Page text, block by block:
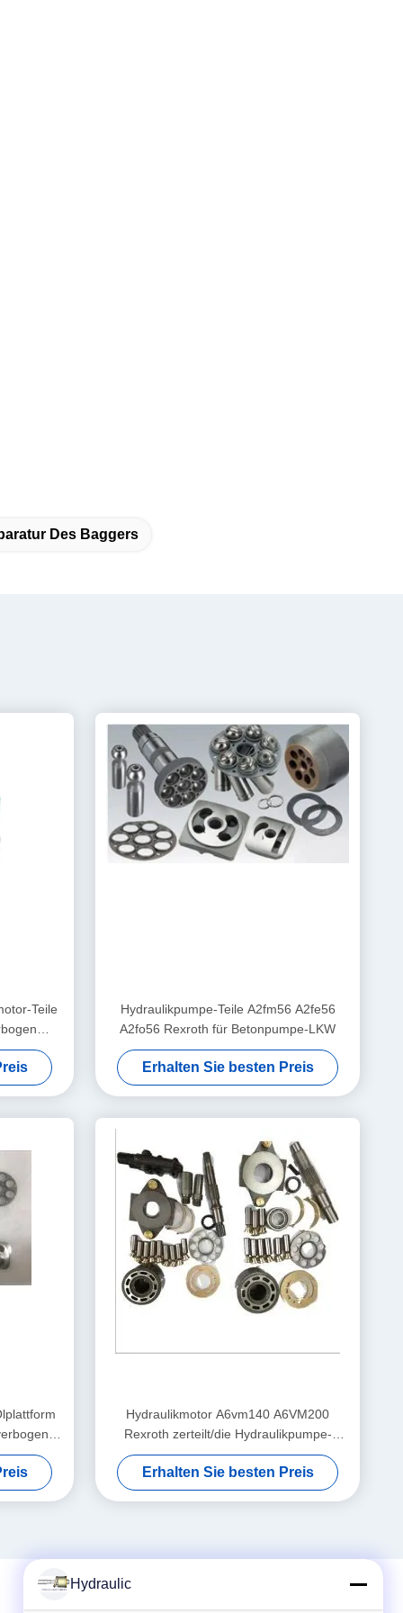
Des Baggers
Teile
Hydraulikpumpe-Teile A2fm56 A2fe56
A2fo56 Rexroth für Betonpumpe-LKW
Erhalten Sie besten Preis
Hydraulikmotor A6vm140 A6VM200
Rexroth zerteilt/die Hydraulikpumpe-
Reparatur-Teile
Erhalten Sie besten Preis
Hydraulic